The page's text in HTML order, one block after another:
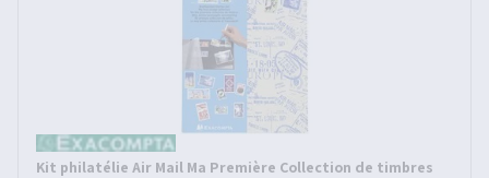
Kit philatélie Air Mail Ma Première Collection de timbres